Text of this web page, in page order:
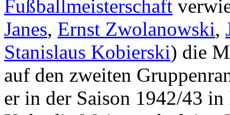
Fußballmeisterschaft
Janes, Ernst Zwolanowski,
Stanislaus Kobierski) die
auf den zweiten
er in der Saison 1942/43